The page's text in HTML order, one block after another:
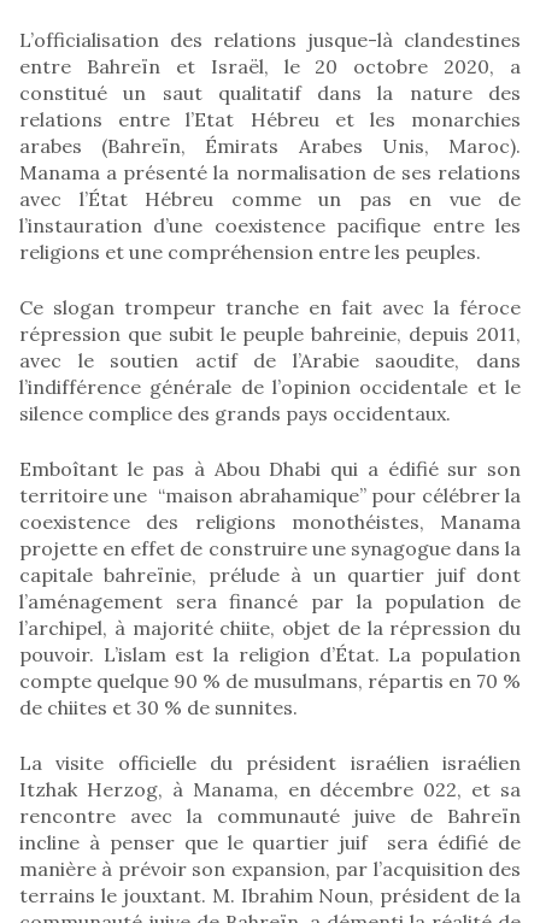
L’officialisation des relations jusque-là clandestines
entre Bahreïn et Israël, le 20 octobre 2020, a
constitué un saut qualitatif dans la nature des
relations entre l’Etat Hébreu et les monarchies
arabes (Bahreïn, Émirats Arabes Unis, Maroc).
Manama a présenté la normalisation de ses relations
avec l’État Hébreu comme un pas en vue de
l’instauration d’une coexistence pacifique entre les
religions et une compréhension entre les peuples.
Ce slogan trompeur tranche en fait avec la féroce
répression que subit le peuple bahreinie, depuis 2011,
avec le soutien actif de l’Arabie saoudite, dans
l’indifférence générale de l’opinion occidentale et le
silence complice des grands pays occidentaux.
Emboîtant le pas à Abou Dhabi qui a édifié sur son
territoire une “maison abrahamique” pour célébrer la
coexistence des religions monothéistes, Manama
projette en effet de construire une synagogue dans la
capitale bahreïnie, prélude à un quartier juif dont
l’aménagement sera financé par la population de
l’archipel, à majorité chiite, objet de la répression du
pouvoir. L’islam est la religion d’État. La population
compte quelque 90 % de musulmans, répartis en 70 %
de chiites et 30 % de sunnites.
La visite officielle du président israélien israélien
Itzhak Herzog, à Manama, en décembre 022, et sa
rencontre avec la communauté juive de Bahreïn
incline à penser que le quartier juif sera édifié de
manière à prévoir son expansion, par l’acquisition des
terrains le jouxtant. M. Ibrahim Noun, président de la